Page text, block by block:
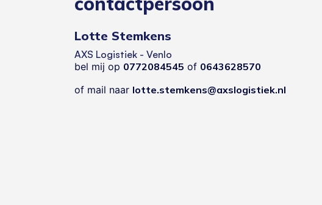
Lotte Stemkens
AXS Logistiek - Venlo
bel mij op 0772084545 of 0643628570
of mail naar lotte.stemkens@axslogistiek.nl